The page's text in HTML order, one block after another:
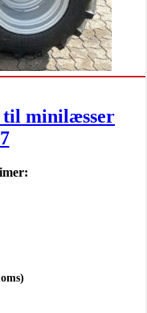
minilæsser